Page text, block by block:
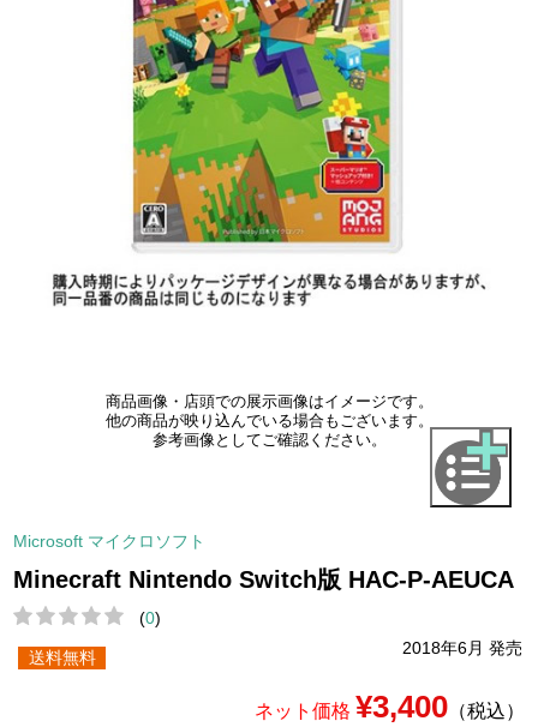
商品画像・店頭での展示画像はイメージです。
他の商品が映り込んでいる場合もございます。
参考画像としてご確認ください。
Microsoft マイクロソフト
Minecraft Nintendo Switch版 HAC-P-AEUCA
(0)
2018年6月 発売
送料無料
ネット価格 ¥3,400（税込）